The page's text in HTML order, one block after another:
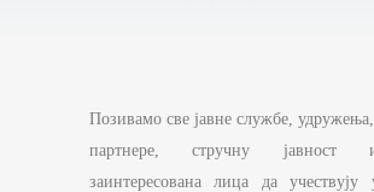
Позивамо све јавне службе,
партнере, стручну јавност
заинтересована лица да учествују